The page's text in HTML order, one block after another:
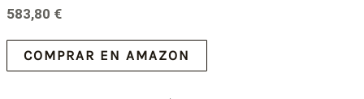
583,80 €
COMPRAR EN AMAZON